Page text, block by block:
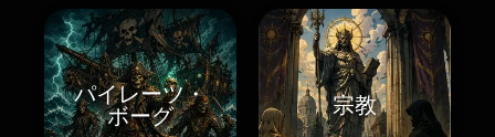
パイレーツ・
ボーグ
宗教